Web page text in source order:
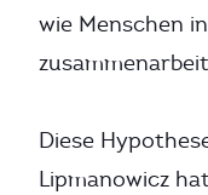
wie Menschen
Diese
Lipmanowicz